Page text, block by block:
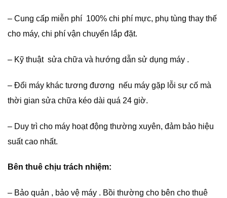
– Cung cấp miễn phí 100% chi phí mực, phụ tùng thay thế
cho máy, chi phí vận chuyển lắp đặt.
– Kỹ thuật sửa chữa và hướng dẫn sử dụng máy .
– Đổi máy khác tương đương nếu máy gặp lỗi sự cố mà
thời gian sửa chữa kéo dài quá 24 giờ.
– Duy trì cho máy hoạt động thường xuyên, đảm bảo hiệu
suất cao nhất.
Bên thuê chịu trách nhiệm:
– Bảo quản , bảo vệ máy . Bồi thường cho bên cho thuê